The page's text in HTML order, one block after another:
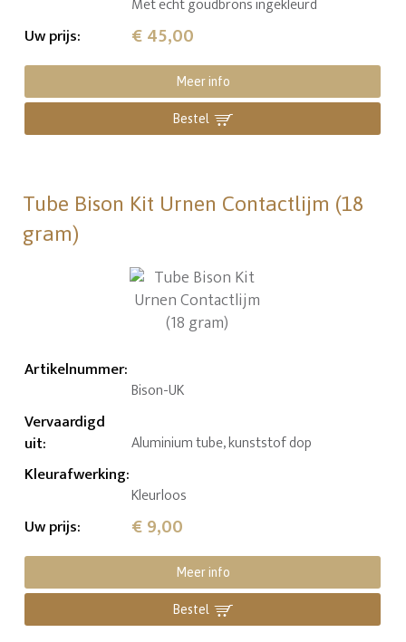
Uw prijs: € 45,00
Meer info
Bestel
Tube Bison Kit Urnen Contactlijm (18
gram)
Artikelnummer:
Bison-UK
Vervaardigd
uit: Aluminium tube, kunststof dop
Kleurafwerking:
Kleurloos
Uw prijs: € 9,00
Meer info
Bestel